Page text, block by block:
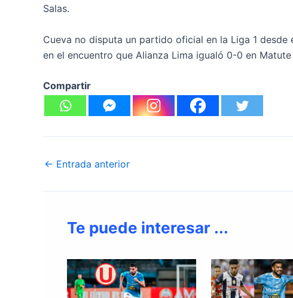
Salas.
Cueva no disputa un partido oficial en la Liga 1
en el encuentro que Alianza Lima igualó 0-0 en
Compartir
← Entrada anterior
Te puede interesar ...